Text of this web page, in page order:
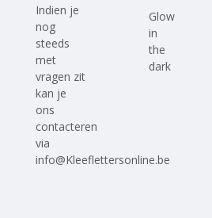
Indien je
nog
steeds
met
vragen zit
kan je
ons
contacteren
via
info@Kleeflettersonline.be
Glow
in
the
dark